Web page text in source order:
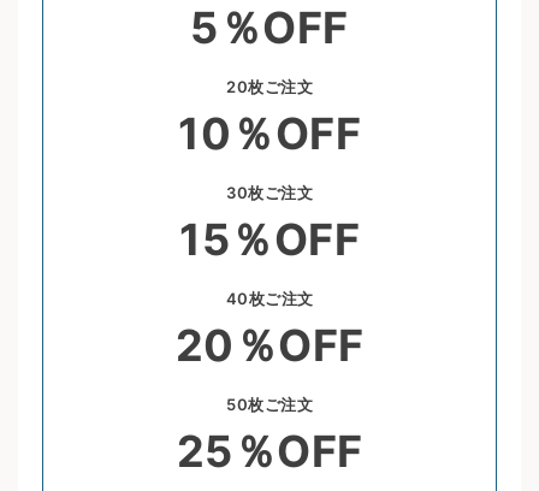
5％OFF
20枚ご注文
10％OFF
30枚ご注文
15％OFF
40枚ご注文
20％OFF
50枚ご注文
25％OFF